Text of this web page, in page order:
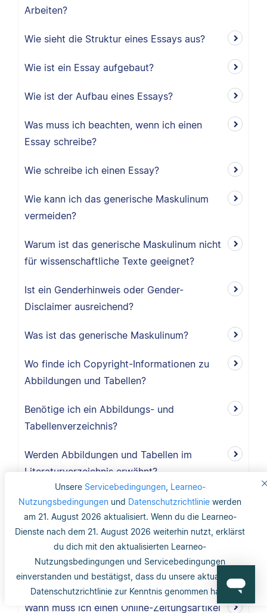
Unsere Servicebedingungen, Learneo-
Nutzungsbedingungen und Datenschutzrichtlinie werden
am 21. August 2026 aktualisiert. Wenn du die Learneo-
Dienste nach dem 21. August 2026 weiterhin nutzt, erklärst
du dich mit den aktualisierten Learneo-
Nutzungsbedingungen und Servicebedingungen
einverstanden und bestätigst, dass du unsere aktualisierte
Datenschutzrichtlinie zur Kenntnis genommen hast.
Arbeiten?
Wie sieht die Struktur eines Essays aus?
Wie ist ein Essay aufgebaut?
Wie ist der Aufbau eines Essays?
Was muss ich beachten, wenn ich einen
Essay schreibe?
Wie schreibe ich einen Essay?
Wie kann ich das generische Maskulinum
vermeiden?
Warum ist das generische Maskulinum nicht
für wissenschaftliche Texte geeignet?
Ist ein Genderhinweis oder Gender-
Disclaimer ausreichend?
Was ist das generische Maskulinum?
Wo finde ich Copyright-Informationen zu
Abbildungen und Tabellen?
Benötige ich ein Abbildungs- und
Tabellenverzeichnis?
Werden Abbildungen und Tabellen im
Literaturverzeichnis erwähnt?
Wie werden Abbildungen und Tabellen nach
APA zitiert?
Ist ein gedruckter Zeitungsartikel eine
bessere Quelle als ein Online-
Zeitungsartikel?
Wann muss ich einen Online-Zeitungsartikel